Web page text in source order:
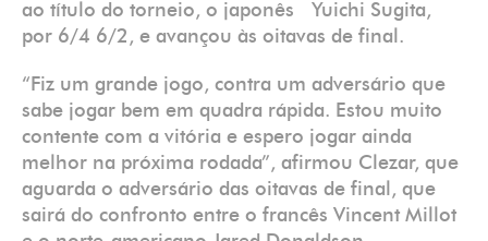
ao título do torneio, o japonês Yuichi Sugita,
por 6/4 6/2, e avançou às oitavas de final.
“Fiz um grande jogo, contra um adversário que
sabe jogar bem em quadra rápida. Estou muito
contente com a vitória e espero jogar ainda
melhor na próxima rodada”, afirmou Clezar, que
aguarda o adversário das oitavas de final, que
sairá do confronto entre o francês Vincent Millot